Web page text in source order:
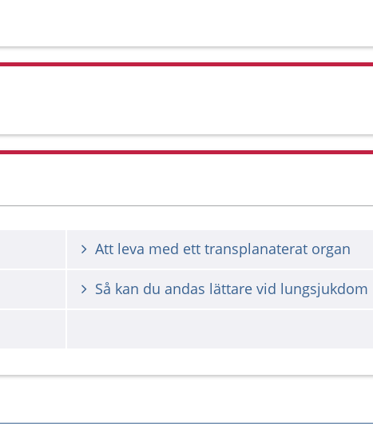
Att leva med ett transplanaterat organ
Så kan du andas lättare vid lungsjukdom